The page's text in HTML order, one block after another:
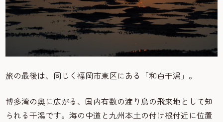
旅の最後は、同じく福岡市東区にある「和白干潟」。
博多湾の奥に広がる、国内有数の渡り鳥の飛来地として知
られる干潟です。海の中道と九州本土の付け根付近に位置